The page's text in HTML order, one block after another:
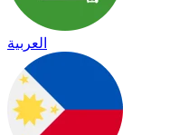
العربية